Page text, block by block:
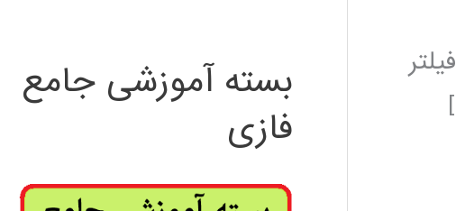
گیرد. ما در این پست می خواهیم برای شما کدهای تست شده MATLAB فیلتر
بسته آموزشی جامع
فازی